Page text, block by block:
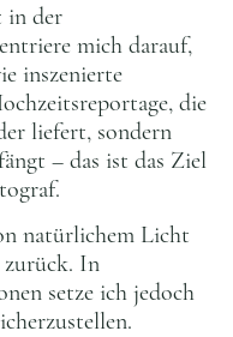
in der
mich darauf,
inszenierte
die
liefert, sondern
– das ist das Ziel
natürlichem Licht
In
setze ich jedoch